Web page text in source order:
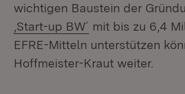
wichtigen Baustein der
‚Start-up BW´ (Öffnet in
mit bis zu 6,4
EFRE-Mitteln unterstützen
Hoffmeister-Kraut weiter.